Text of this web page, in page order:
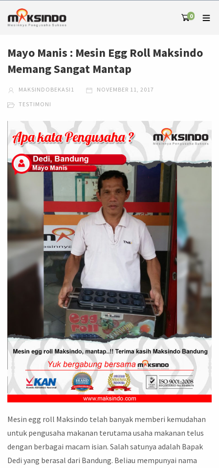
0
Mayo Manis : Mesin Egg Roll Maksindo
Memang Sangat Mantap
MAKSINDOBEKASI1 NOVEMBER 11, 2017
TESTIMONI
Mesin egg roll Maksindo telah banyak memberi kemudahan
untuk pengusaha makanan terutama usaha makanan telus
dengan berbagai macam isian. Salah satunya adalah Bapak
Dedi yang berasal dari Bandung. Beliau mempunyai nama